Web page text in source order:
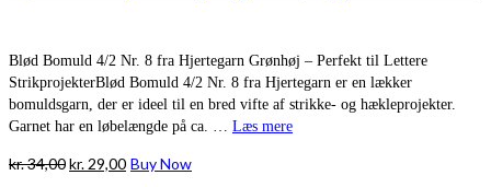
Blød Bomuld 4/2 Nr. 8 fra Hjertegarn Grønhøj – Perfekt til Lettere
StrikprojekterBlød Bomuld 4/2 Nr. 8 fra Hjertegarn er en lækker
bomuldsgarn, der er ideel til en bred vifte af strikke- og hækleprojekter.
Garnet har en løbelængde på ca. … Læs mere
kr.34,00Den
kr. 29,00Den
Buy Now